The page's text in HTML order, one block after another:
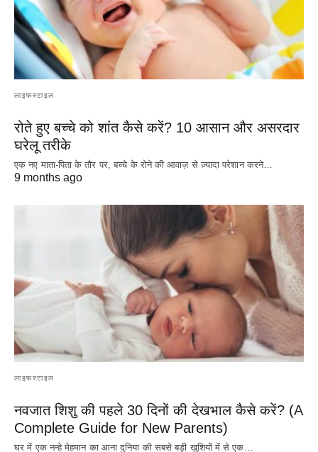
लाइफस्टाइल
रोते हुए बच्चे को शांत कैसे करें? 10 आसान और असरदार
घरेलू तरीके
एक नए माता-पिता के तौर पर, बच्चे के रोने की आवाज़ से ज़्यादा परेशान करने…
9 months ago
लाइफस्टाइल
नवजात शिशु की पहले 30 दिनों की देखभाल कैसे करें? (A
Complete Guide for New Parents)
घर में एक नन्हे मेहमान का आना दुनिया की सबसे बड़ी खुशियों में से एक…